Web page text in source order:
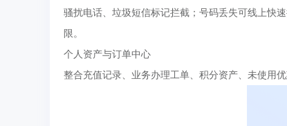
骚扰电话、垃圾短信标记拦截；号码丢失可线上快
限。
个人资产与订单中心
整合充值记录、业务办理工单、积分资产、未使用